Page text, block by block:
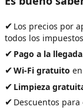
✔ Los precios por
todos los
✔ Pago a la
✔Wi-Fi gratuito
✔ Limpieza
✔ Descuentos